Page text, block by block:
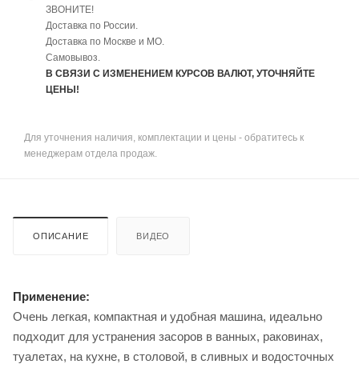
ЗВОНИТЕ!
Доставка по России.
Доставка по Москве и МО.
Самовывоз.
В СВЯЗИ С ИЗМЕНЕНИЕМ КУРСОВ ВАЛЮТ, УТОЧНЯЙТЕ
ЦЕНЫ!
Для уточнения наличия, комплектации и цены - обратитесь к
менеджерам отдела продаж.
ОПИСАНИЕ ВИДЕО
Применение:
Очень легкая, компактная и удобная машина, идеально
подходит для устранения засоров в ванных, раковинах,
туалетах, на кухне, в столовой, в сливных и водосточных